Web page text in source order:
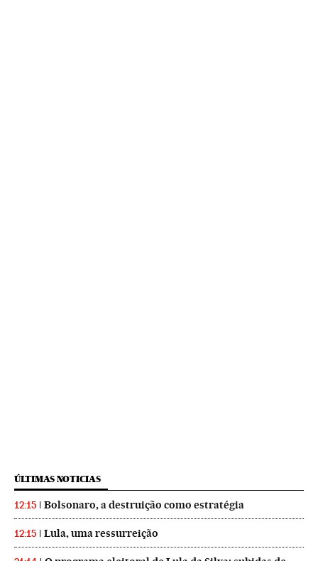
ÚLTIMAS NOTICIAS
12:15 Bolsonaro, a destruição como estratégia
12:15 Lula, uma ressurreição